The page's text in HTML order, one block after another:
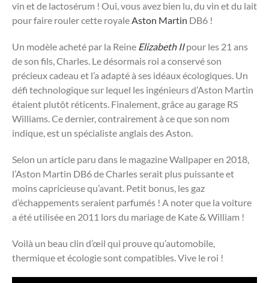
vin et de lactosérum ! Oui, vous avez bien lu, du vin et du lait
pour faire rouler cette royaleAston Martin DB6 !
Un modèle acheté par la Reine Elizabeth IIpour les 21 ans
de son fils, Charles. Le désormais roi a conservé son
précieux cadeau et l’a adapté à ses idéaux écologiques. Un
défi technologique sur lequel les ingénieurs d’Aston Martin
étaient plutôt réticents. Finalement, grâce au garage RS
Williams. Ce dernier, contrairement à ce que son nom
indique, est un spécialiste anglais des Aston.
Selon un article paru dans le magazine Wallpaper en 2018,
l’Aston Martin DB6 de Charles serait plus puissante et
moins capricieuse qu’avant. Petit bonus, les gaz
d’échappements seraient parfumés ! A noter que la voiture
a été utilisée en 2011 lors du mariage de Kate & William !
Voilà un beau clin d’œil qui prouve qu’automobile,
thermique et écologie sont compatibles. Vive le roi !